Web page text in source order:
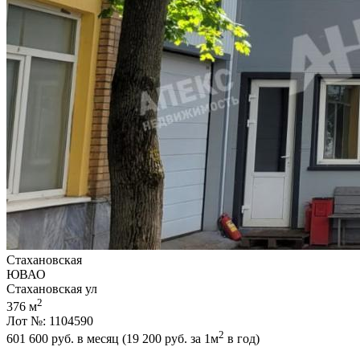
Стахановская
ЮВАО
Стахановская ул
376 м2
Лот №: 1104590
601 600 руб. в месяц (19 200 руб. за 1м2 в год)